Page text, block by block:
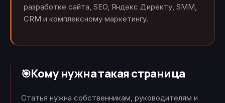
разработке сайта, SEO, Яндекс Директу, SMM,
CRM и комплексному маркетингу.
🎯Кому нужна такая страница
Статья нужна собственникам, руководителям и